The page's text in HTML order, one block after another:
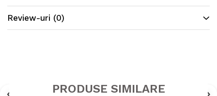
Review-uri (0)
PRODUSE SIMILARE